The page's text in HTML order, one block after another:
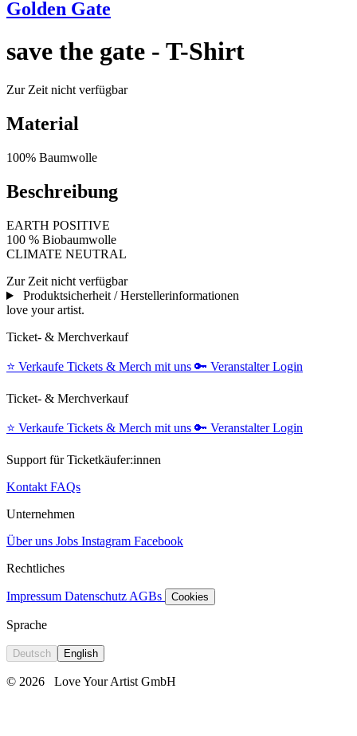
Golden Gate
save the gate - T-Shirt
Zur Zeit nicht verfügbar
Material
100% Baumwolle
Beschreibung
EARTH POSITIVE
100 % Biobaumwolle
CLIMATE NEUTRAL
Zur Zeit nicht verfügbar
Produktsicherheit / Herstellerinformationen
love your artist.
Ticket- & Merchverkauf
⭐️ Verkaufe Tickets & Merch mit uns 🔑 Veranstalter Login
Ticket- & Merchverkauf
⭐️ Verkaufe Tickets & Merch mit uns 🔑 Veranstalter Login
Support für Ticketkäufer:innen
Kontakt FAQs
Unternehmen
Über uns Jobs Instagram Facebook
Rechtliches
Impressum Datenschutz AGBs Cookies
Sprache
Deutsch English
© 2026 Love Your Artist GmbH